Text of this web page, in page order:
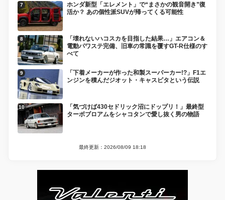
ホンダ新型「エレメント」で“まさかの観音開き”復
活か？ あの個性派SUVが帰ってくる可能性
「壊れないハコスカを目指した結果…」エアコン＆
電動パワステ完備、旧車の常識を覆すGT-R仕様のす
べて
「下着メーカーが作った和製スーパーカー!?」F1エ
ンジンを積んだジオット・キャスピタという伝説
「気づけば430セドリック沼にドップリ！」最終型
ターボブロアムをシャコタンで愛し抜く男の物語
最終更新：2026/08/09 18:18